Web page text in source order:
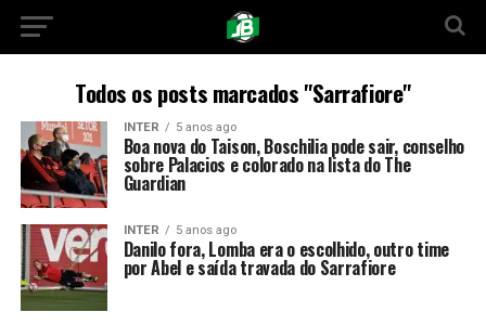
Todos os posts marcados "Sarrafiore"
INTER 5 anos ago
Boa nova do Taison, Boschilia pode sair, conselho
sobre Palacios e colorado na lista do The
Guardian
INTER 5 anos ago
Danilo fora, Lomba era o escolhido, outro time
por Abel e saída travada do Sarrafiore